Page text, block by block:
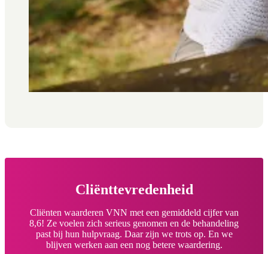
Cliënttevredenheid
Cliënten waarderen VNN met een gemiddeld cijfer van
8,6! Ze voelen zich serieus genomen en de behandeling
past bij hun hulpvraag. Daar zijn we trots op. En we
blijven werken aan een nog betere waardering.